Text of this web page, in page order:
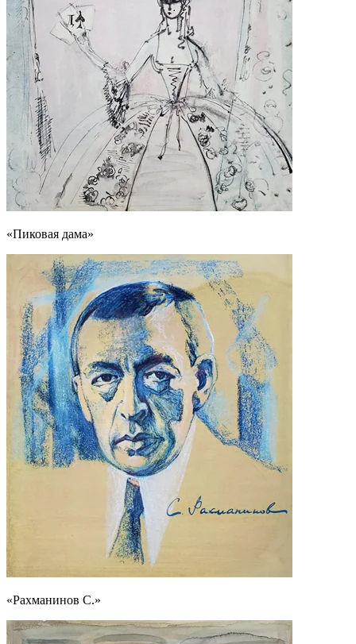
«Пиковая дама»
«Рахманинов С.»